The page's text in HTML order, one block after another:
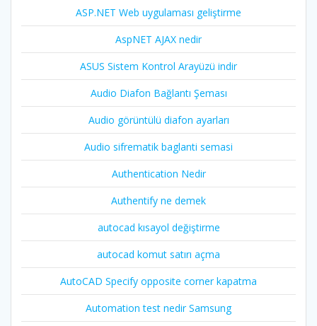
ASP.NET Web uygulaması geliştirme
AspNET AJAX nedir
ASUS Sistem Kontrol Arayüzü indir
Audio Diafon Bağlantı Şeması
Audio görüntülü diafon ayarları
Audio sifrematik baglanti semasi
Authentication Nedir
Authentify ne demek
autocad kısayol değiştirme
autocad komut satırı açma
AutoCAD Specify opposite corner kapatma
Automation test nedir Samsung